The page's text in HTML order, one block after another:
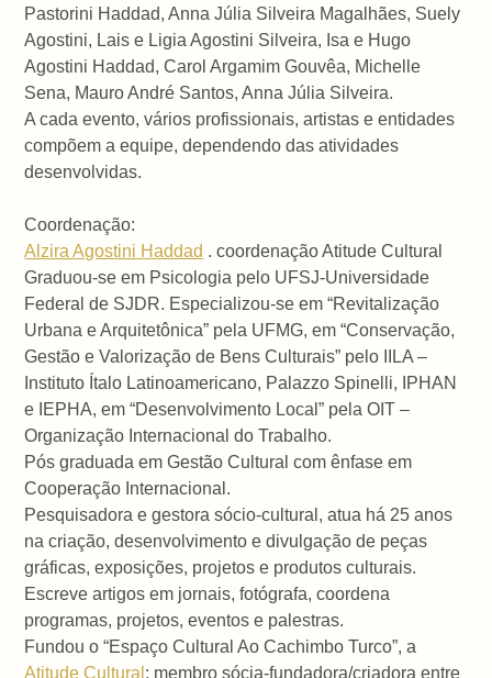
Pastorini Haddad, Anna Júlia Silveira Magalhães, Suely
Agostini, Lais e Ligia Agostini Silveira, Isa e Hugo
Agostini Haddad, Carol Argamim Gouvêa, Michelle
Sena, Mauro André Santos, Anna Júlia Silveira.
A cada evento, vários profissionais, artistas e entidades
compõem a equipe, dependendo das atividades
desenvolvidas.
Coordenação:
Alzira Agostini Haddad . coordenação Atitude Cultural
Graduou-se em Psicologia pelo UFSJ-Universidade
Federal de SJDR. Especializou-se em “Revitalização
Urbana e Arquitetônica” pela UFMG, em “Conservação,
Gestão e Valorização de Bens Culturais” pelo IILA –
Instituto Ítalo Latinoamericano, Palazzo Spinelli, IPHAN
e IEPHA, em “Desenvolvimento Local” pela OIT –
Organização Internacional do Trabalho.
Pós graduada em Gestão Cultural com ênfase em
Cooperação Internacional.
Pesquisadora e gestora sócio-cultural, atua há 25 anos
na criação, desenvolvimento e divulgação de peças
gráficas, exposições, projetos e produtos culturais.
Escreve artigos em jornais, fotógrafa, coordena
programas, projetos, eventos e palestras.
Fundou o “Espaço Cultural Ao Cachimbo Turco”, a
Atitude Cultural ; membro sócia-fundadora/criadora entre